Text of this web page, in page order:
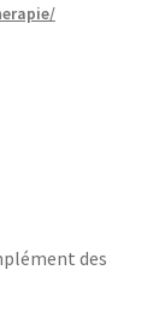
des